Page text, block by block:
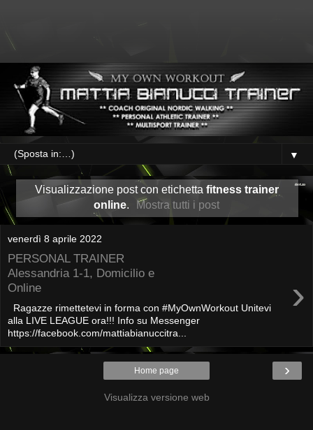
▼
Visualizzazione post con etichetta fitness trainer
online. Mostra tutti i post
venerdì 8 aprile 2022
PERSONAL TRAINER
Alessandria 1-1, Domicilio e
Online
›
Ragazze rimettetevi in forma con #MyOwnWorkout Unitevi
alla LIVE LEAGUE ora!!! Info su Messenger
https://facebook.com/mattiabianuccitra...
›
Home page
Visualizza versione web